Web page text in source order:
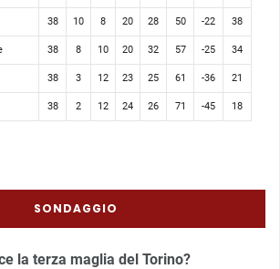
38 10 8 20 28 50 -22 38
38 8 10 20 32 57 -25 34
38 3 12 23 25 61 -36 21
38 2 12 24 26 71 -45 18
SONDAGGIO
la terza maglia del Torino?